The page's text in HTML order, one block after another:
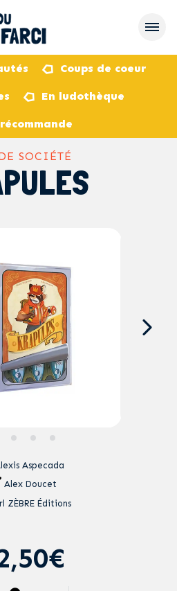
Coups de coeur
En ludothèque
SOCIÉTÉ
Aspecada
Alex Doucet
ZÈBRE Éditions